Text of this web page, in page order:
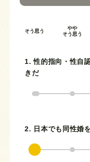
そう思う
やや
そう思う
1. 性的指向・性自
きだ
2. 日本でも同性婚